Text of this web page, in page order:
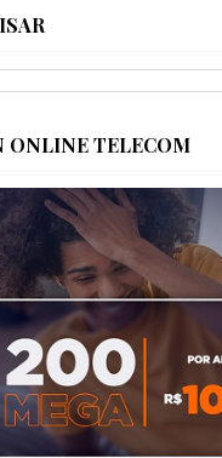
ONLINE TELECOM